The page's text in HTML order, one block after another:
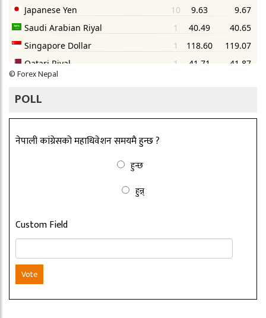
©Forex Nepal
POLL
नेपाली कांग्रेसको महाधिवेशन समयमै हुन्छ ?
हुन्छ
हुन्न्
Custom Field
Vote